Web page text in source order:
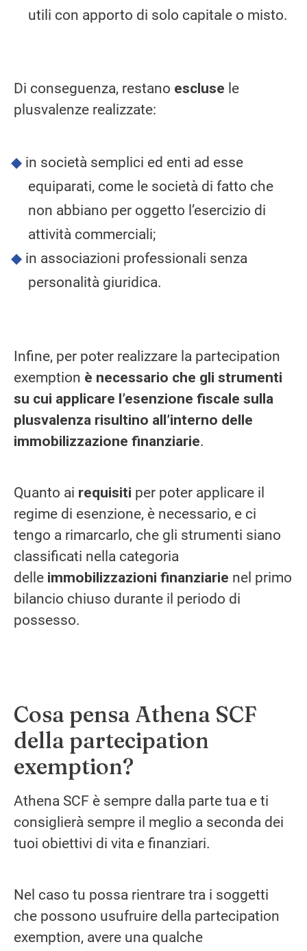
utili con apporto di solo capitale o misto.
Di conseguenza, restano escluse le
plusvalenze realizzate:
in società semplici ed enti ad esse
equiparati, come le società di fatto che
non abbiano per oggetto l’esercizio di
attività commerciali;
in associazioni professionali senza
personalità giuridica.
Infine, per poter realizzare la partecipation
exemption è necessario che gli strumenti
su cui applicare l’esenzione fiscale sulla
plusvalenza risultino all’interno delle
immobilizzazione finanziarie.
Quanto ai requisiti per poter applicare il
regime di esenzione, è necessario, e ci
tengo a rimarcarlo, che gli strumenti siano
classificati nella categoria
delle immobilizzazioni finanziarie nel primo
bilancio chiuso durante il periodo di
possesso.
Cosa pensa Athena SCF
della partecipation
exemption?
Athena SCF è sempre dalla parte tua e ti
consiglierà sempre il meglio a seconda dei
tuoi obiettivi di vita e finanziari.
Nel caso tu possa rientrare tra i soggetti
che possono usufruire della partecipation
exemption, avere una qualche